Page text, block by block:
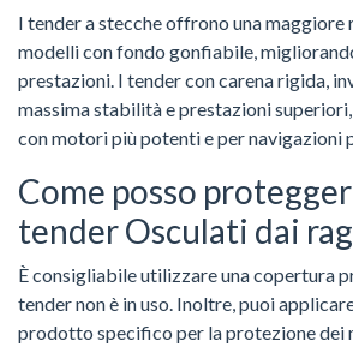
I tender a stecche offrono una
modelli con fondo gonfiabile,
prestazioni. I tender con carena rigida,
massima stabilità e prestazioni
con motori più potenti e per navigazioni
Come posso
tender Osculati dai
È consigliabile utilizzare una copertura
tender non è in uso. Inoltre, puoi
prodotto specifico per la protezione dei